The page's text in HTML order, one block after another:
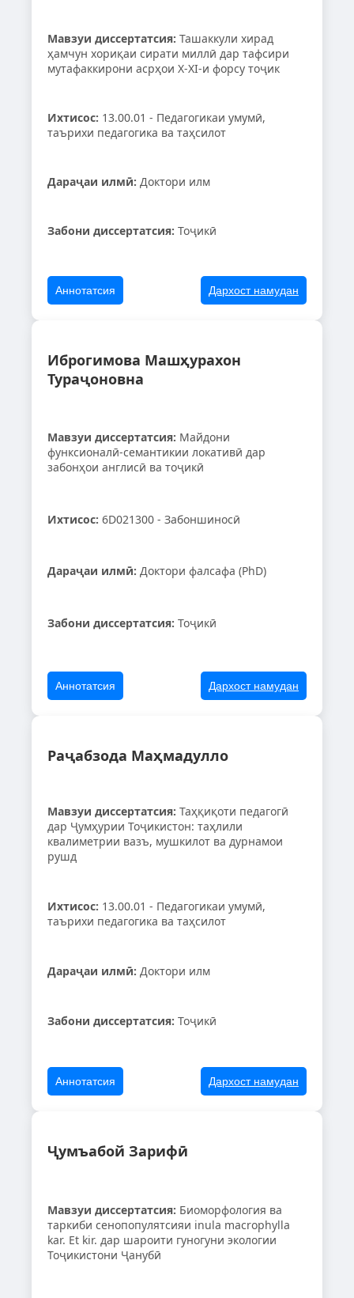
Мавзуи диссертатсия: Ташаккули хирад
ҳамчун хориқаи сирати миллӣ дар тафсири
мутафаккирони асрҳои X-XI-и форсу тоҷик
Ихтисос: 13.00.01 - Педагогикаи умумӣ,
таърихи педагогика ва таҳсилот
Дараҷаи илмӣ: Доктори илм
Забони диссертатсия: Тоҷикӣ
Аннотатсия Дархост намудан
Иброгимова Машҳурахон
Тураҷоновна
Мавзуи диссертатсия: Майдони
функсионалӣ-семантикии локативӣ дар
забонҳои англисӣ ва тоҷикӣ
Ихтисос: 6D021300 - Забоншиносӣ
Дараҷаи илмӣ: Доктори фалсафа (PhD)
Забони диссертатсия: Тоҷикӣ
Аннотатсия Дархост намудан
Раҷабзода Маҳмадулло
Мавзуи диссертатсия: Таҳқиқоти педагогӣ
дар Ҷумҳурии Тоҷикистон: таҳлили
квалиметрии вазъ, мушкилот ва дурнамои
рушд
Ихтисос: 13.00.01 - Педагогикаи умумӣ,
таърихи педагогика ва таҳсилот
Дараҷаи илмӣ: Доктори илм
Забони диссертатсия: Тоҷикӣ
Аннотатсия Дархост намудан
Ҷумъабой Зарифӣ
Мавзуи диссертатсия: Биоморфология ва
таркиби сенопопулятсияи inula macrophylla
kar. Et kir. дар шароити гуногуни экологии
Тоҷикистони Ҷанубӣ